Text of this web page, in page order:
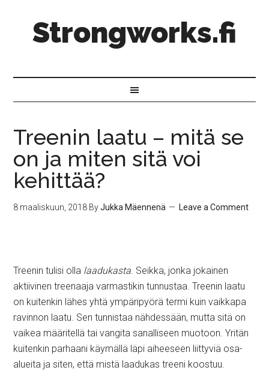
Strongworks.fi
Treenin laatu – mitä se
on ja miten sitä voi
kehittää?
8 maaliskuun, 2018 ByJukka Mäennenä Leave a Comment
Treenin tulisi olla laadukasta. Seikka, jonka jokainen
aktiivinen treenaaja varmastikin tunnustaa. Treenin laatu
on kuitenkin lähes yhtä ympäripyörä termi kuin vaikkapa
ravinnon laatu. Sen tunnistaa nähdessään, mutta sitä on
vaikea määritellä tai vangita sanalliseen muotoon. Yritän
kuitenkin parhaani käymällä läpi aiheeseen liittyviä osa-
alueita ja siten, että mistä laadukas treeni koostuu.